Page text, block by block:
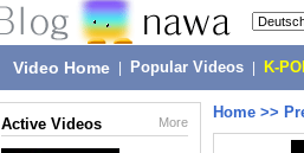
Video Home Popular Videos K-
Active Videos More
Home >>